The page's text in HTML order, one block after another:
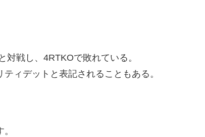
対戦し、4RTKOで敗れている。
ィデットと表記されることもある。